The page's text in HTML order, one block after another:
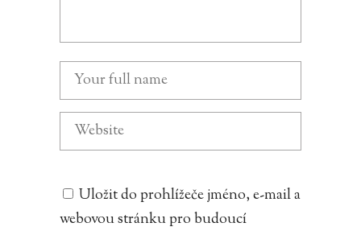
Uložit do prohlížeče jméno, e-mail a
webovou stránku pro budoucí